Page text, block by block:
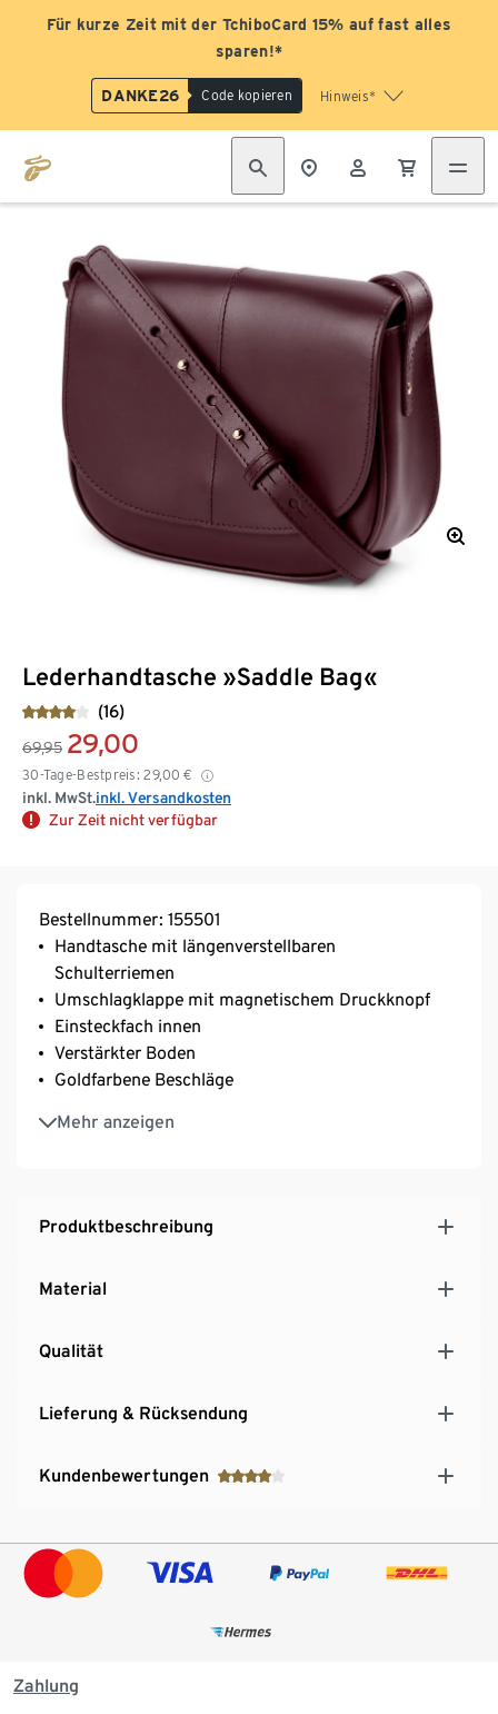
Für kurze Zeit mit der TchiboCard 15% auf fast alles
sparen!*
DANKE26 Code kopieren Hinweis*
Lederhandtasche »Saddle Bag«
(16)
69,95 29,00
30-Tage-Bestpreis: 29,00 €
inkl. MwSt.inkl. Versandkosten
Zur Zeit nicht verfügbar
Bestellnummer: 155501
Handtasche mit längenverstellbaren
Schulterriemen
Umschlagklappe mit magnetischem Druckknopf
Einsteckfach innen
Verstärkter Boden
Goldfarbene Beschläge
Mehr anzeigen
Viel Platz für z.B. Smartphone, Schlüsselbund,
Schminkutensilien etc.
Produktbeschreibung
Material
Qualität
Lieferung & Rücksendung
Kundenbewertungen
Zahlung